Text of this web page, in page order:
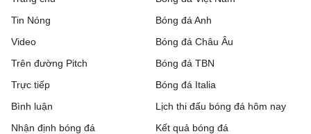
Tin Nóng
Video
Trên đường Pitch
Trực tiếp
Bóng đá Anh
Bóng đá Châu Âu
Bóng đá TBN
Bóng đá Italia
Bình luận
Nhận định bóng đá
Lịch thi đấu bóng đá hôm nay
Kết quả bóng đá